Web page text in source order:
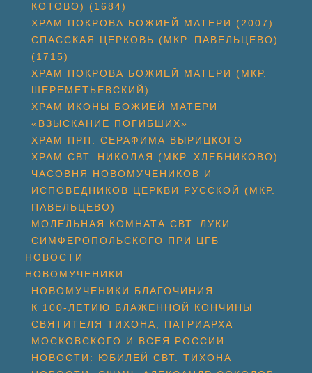
КОТОВО) (1684)
ХРАМ ПОКРОВА БОЖИЕЙ МАТЕРИ (2007)
СПАССКАЯ ЦЕРКОВЬ (МКР. ПАВЕЛЬЦЕВО)
(1715)
ХРАМ ПОКРОВА БОЖИЕЙ МАТЕРИ (МКР.
ШЕРЕМЕТЬЕВСКИЙ)
ХРАМ ИКОНЫ БОЖИЕЙ МАТЕРИ
«ВЗЫСКАНИЕ ПОГИБШИХ»
ХРАМ ПРП. СЕРАФИМА ВЫРИЦКОГО
ХРАМ СВТ. НИКОЛАЯ (МКР. ХЛЕБНИКОВО)
ЧАСОВНЯ НОВОМУЧЕНИКОВ И
ИСПОВЕДНИКОВ ЦЕРКВИ РУССКОЙ (МКР.
ПАВЕЛЬЦЕВО)
МОЛЕЛЬНАЯ КОМНАТА СВТ. ЛУКИ
СИМФЕРОПОЛЬСКОГО ПРИ ЦГБ
НОВОСТИ
НОВОМУЧЕНИКИ
НОВОМУЧЕНИКИ БЛАГОЧИНИЯ
К 100-ЛЕТИЮ БЛАЖЕННОЙ КОНЧИНЫ
СВЯТИТЕЛЯ ТИХОНА, ПАТРИАРХА
МОСКОВСКОГО И ВСЕЯ РОССИИ
НОВОСТИ: ЮБИЛЕЙ СВТ. ТИХОНА